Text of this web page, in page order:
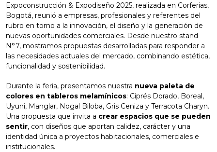
Expoconstrucción & Expodiseño 2025, realizada en Corferias,
Bogotá, reunió a empresas, profesionales y referentes del
rubro en torno a la innovación, el diseño y la generación de
nuevas oportunidades comerciales. Desde nuestro stand
N°7, mostramos propuestas desarrolladas para responder a
las necesidades actuales del mercado, combinando estética,
funcionalidad y sostenibilidad.
Durante la feria, presentamos nuestra nueva paleta de
colores en tableros melamínicos: Ciprés Dorado, Boreal,
Uyuni, Manglar, Nogal Biloba, Gris Ceniza y Terracota Charyn.
Una propuesta que invita a crear espacios que se pueden
sentir, con diseños que aportan calidez, carácter y una
identidad única a proyectos habitacionales, comerciales e
institucionales.